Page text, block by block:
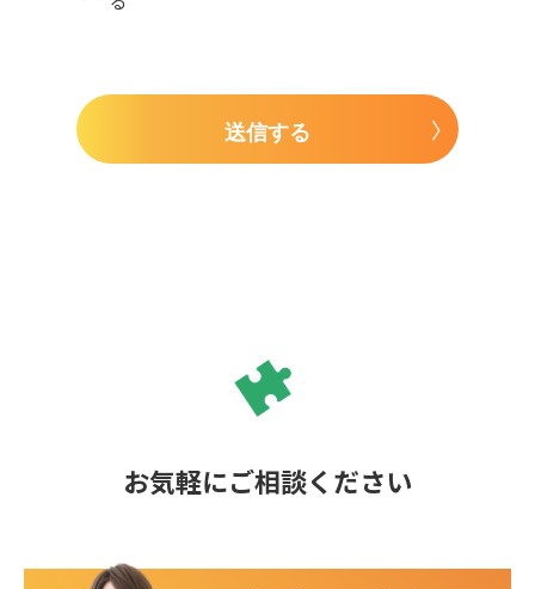
送信する
お気軽にご相談ください